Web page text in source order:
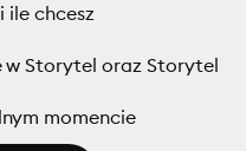
ile chcesz
w Storytel oraz Storytel
momencie